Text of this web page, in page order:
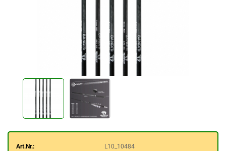
Art.Nr.:
L10_10484